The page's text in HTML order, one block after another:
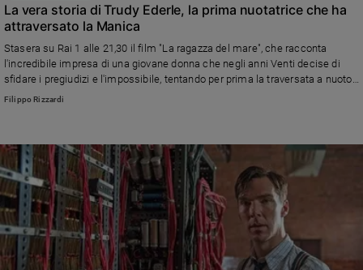
La vera storia di Trudy Ederle, la prima nuotatrice che ha
attraversato la Manica
Stasera su Rai 1 alle 21,30 il film "La ragazza del mare", che racconta
l'incredibile impresa di una giovane donna che negli anni Venti decise di
sfidare i pregiudizi e l'impossibile, tentando per prima la traversata a nuoto
della Manica
Filippo Rizzardi